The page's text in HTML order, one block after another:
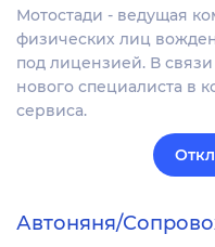
Мотостади - ведущая
физических лиц
под лицензией. В
нового специалиста в
сервиса.
Автоняня/